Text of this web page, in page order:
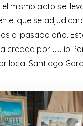
mismo acto se
el que se
el pasado año.
creada por Julio
local Santiago